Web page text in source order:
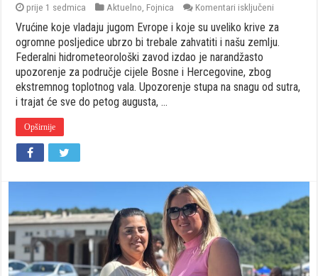
prije 1 sedmica Aktuelno Fojnica Komentari isključeni
stižu
u
do
Vrućine koje vladaju jugom Evrope i koje su uveliko krive za
ogromne posljedice ubrzo bi trebale zahvatiti i našu zemlju.
Federalni hidrometeorološki zavod izdao je narandžasto
upozorenje za područje cijele Bosne i Hercegovine, zbog
ekstremnog toplotnog vala. Upozorenje stupa na snagu od sutra,
i trajat će sve do petog augusta, …
Opširnije